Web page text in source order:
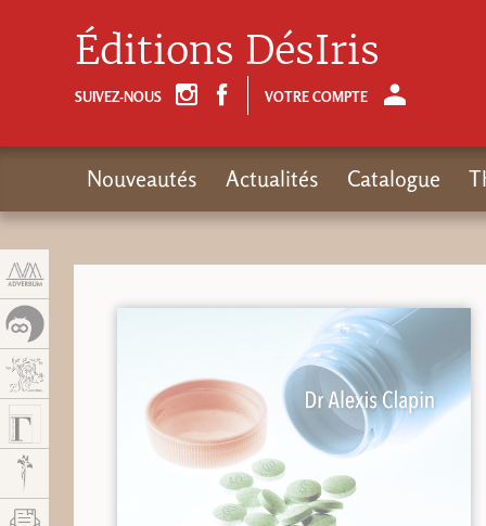
Éditions DésIris
SUIVEZ-NOUS VOTRE COMPTE
Nouveautés Actualités Catalogue